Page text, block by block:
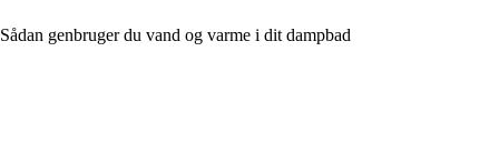
Sådan genbruger du vand og varme i dit dampbad